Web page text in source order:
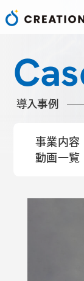
導入事例
事業内容
動画一覧